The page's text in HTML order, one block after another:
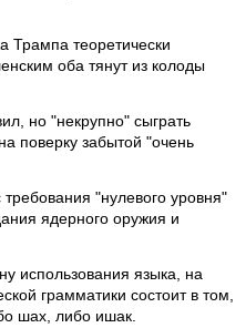
Трампа теоретически
оба тянут из колоды
но "некрупно" сыграть
поверку забытой "очень
"нулевого уровня"
ядерного оружия и
использования языка, на
грамматики состоит в том,
шах, либо ишак.